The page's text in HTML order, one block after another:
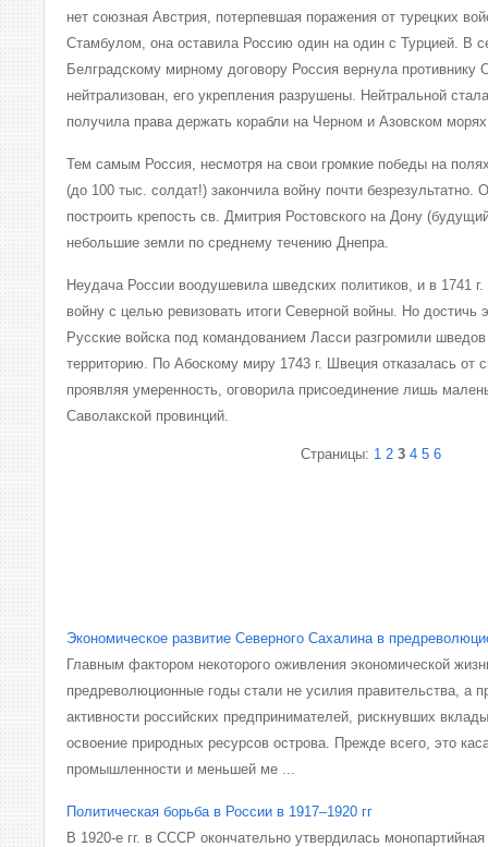
нет союзная Австрия, потерпевшая поражения от турецких
Стамбулом, она оставила Россию один на один с Турцией. В
Белградскому мирному договору Россия вернула
нейтрализован, его укрепления разрушены. Нейтральной
получила права держать корабли на Черном и Азовском
Тем самым Россия, несмотря на свои громкие победы на
(до 100 тыс. солдат!) закончила войну почти безрезультатно.
построить крепость св. Дмитрия Ростовского на Дону
небольшие земли по среднему течению Днепра.
Неудача России воодушевила шведских политиков, и в 1741
войну с целью ревизовать итоги Северной войны. Но достичь
Русские войска под командованием Ласси разгромили
территорию. По Абоскому миру 1743 г. Швеция отказалась от
проявляя умеренность, оговорила присоединение лишь
Саволакской провинций.
Страницы: 1 2 3 4 5 6
Экономическое развитие Северного Сахалина в
Главным фактором некоторого оживления экономической
предреволюционные годы стали не усилия правительства, а
активности российских предпринимателей, рискнувших
освоение природных ресурсов острова. Прежде всего, это
промышленности и меньшей ме ...
Политическая борьба в России в 1917–1920 гг
В 1920-е гг. в СССР окончательно утвердилась